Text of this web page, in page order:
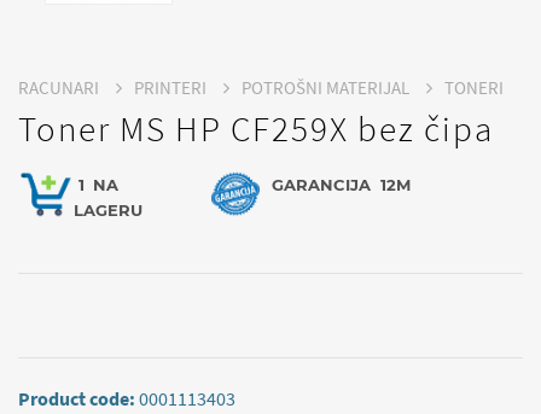
RACUNARI PRINTERI POTROŠNI MATERIJAL TONERI
Toner MS HP CF259X bez čipa
1 NA
LAGERU
GARANCIJA 12M
Product code: 0001113403